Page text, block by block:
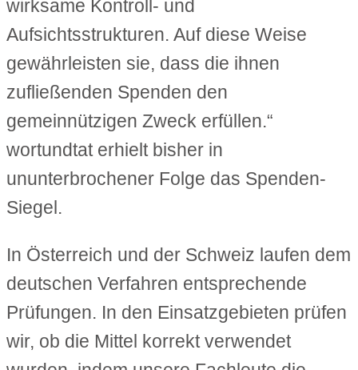
wirksame Kontroll- und
Aufsichtsstrukturen. Auf diese Weise
gewährleisten sie, dass die ihnen
zufließenden Spenden den
gemeinnützigen Zweck erfüllen.“
wortundtat erhielt bisher in
ununterbrochener Folge das Spenden-
Siegel.
In Österreich und der Schweiz laufen dem
deutschen Verfahren entsprechende
Prüfungen. In den Einsatzgebieten prüfen
wir, ob die Mittel korrekt verwendet